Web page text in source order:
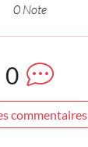
0 Note
0
commentaires